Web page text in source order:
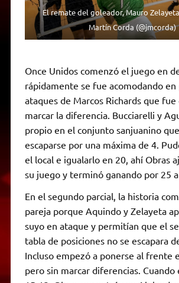
El remate del goleador, Mauro
Martín Corda (@jmcorda)
Once Unidos comenzó el juego en
rápidamente se fue acomodando
ataques de Marcos Richards que
marcar la diferencia. Bucciarelli y
propio en el conjunto sanjuanino
escaparse por una máxima de 4.
el local e igualarlo en 20, ahí Obras
su juego y terminó ganando por 25
En el segundo parcial, la historia
pareja porque Aquindo y Zelayeta
suyo en ataque y permitían que el
tabla de posiciones no se escapara
Incluso empezó a ponerse al frente
pero sin marcar diferencias. Cuando